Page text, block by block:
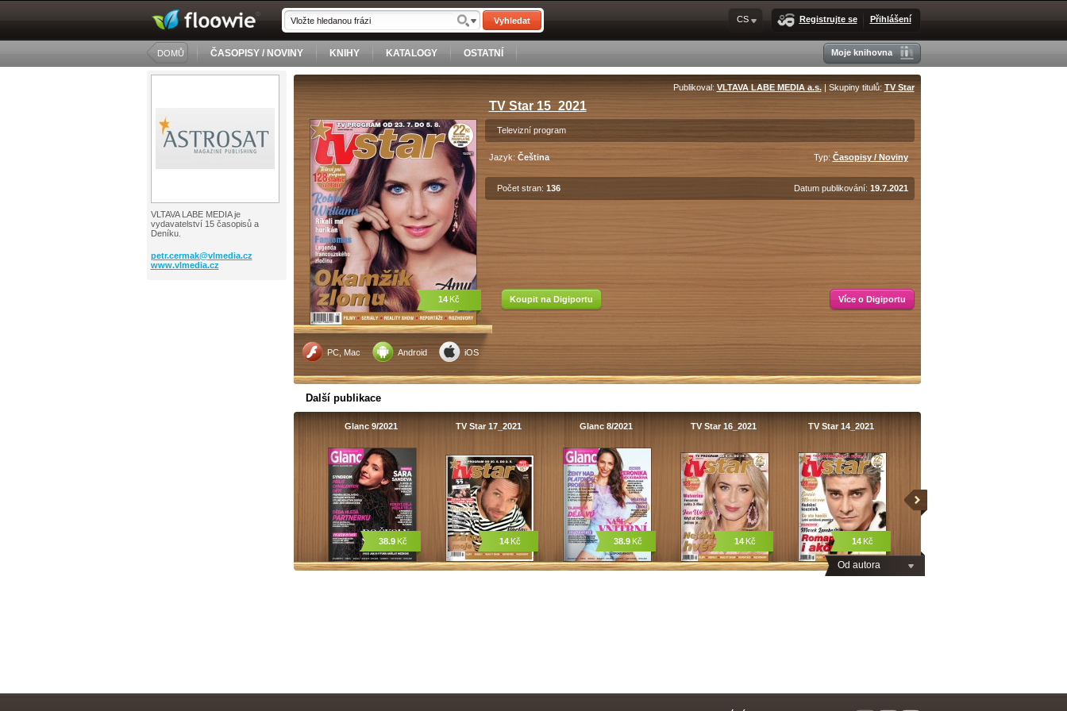
Vyhledat Registrujte se Přihlášení
CS
DOMŮ ČASOPISY / NOVINY KNIHY KATALOGY OSTATNÍ Moje knihovna
VLTAVA LABE MEDIA je
vydavatelství 15 časopisů a
Deníku.
petr.cermak@vlmedia.cz
www.vlmedia.cz
PC, Mac Android iOS
14 Kč
Publikoval: VLTAVA LABE MEDIA a.s.| Skupiny titulů: TV Star
TV Star 15_2021
Televizní program
Jazyk: Čeština Typ:Časopisy / Noviny
Počet stran: 136 Datum publikování: 19.7.2021
Koupit na Digiportu Více o Digiportu
Další publikace
Od autora
Glanc 9/2021
38.9Kč
TV Star 17_2021
14 Kč
Glanc 8/2021
38.9Kč
TV Star 16_2021
14 Kč
TV Star 14_2021
14 Kč